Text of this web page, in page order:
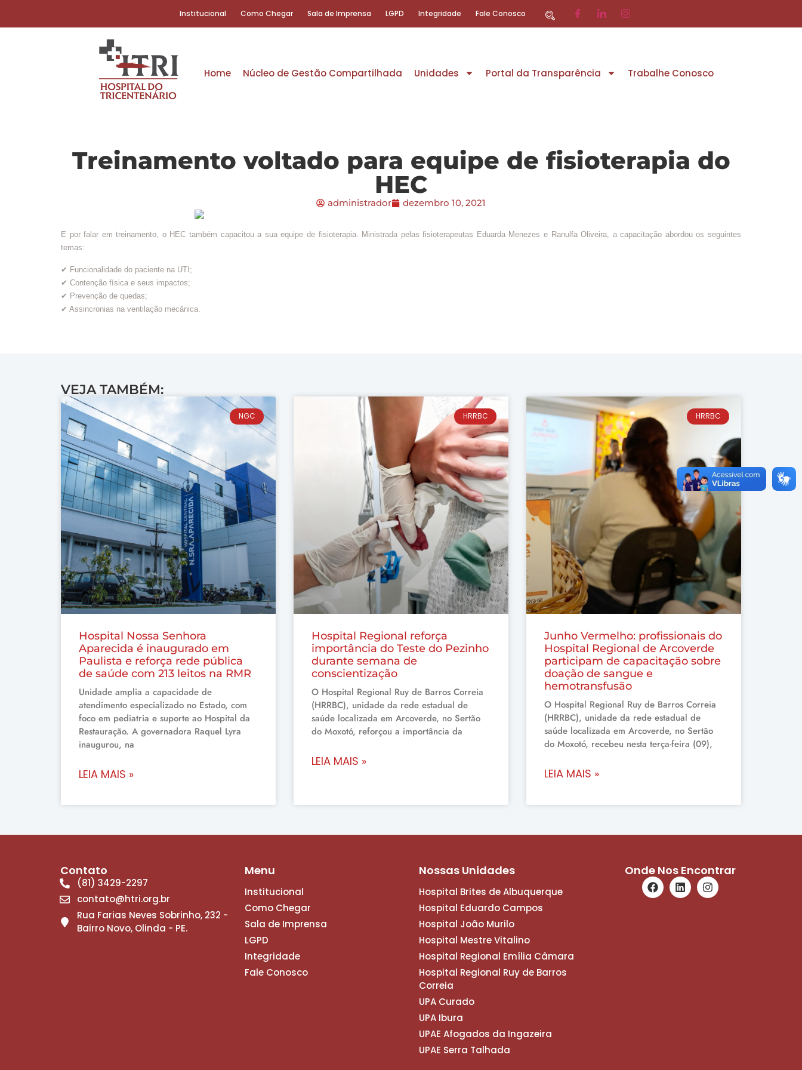
Institucional Como Chegar Sala de Imprensa LGPD Integridade Fale Conosco
Home Núcleo de Gestão Compartilhada Unidades Portal da Transparência Trabalhe Conosco
Treinamento voltado para equipe de fisioterapia do
HEC
administrador dezembro 10, 2021
E por falar em treinamento, o HEC também capacitou a sua equipe de fisioterapia. Ministrada pelas fisioterapeutas Eduarda Menezes e Ranulfa Oliveira, a capacitação abordou os seguintes
temas:
✔ Funcionalidade do paciente na UTI;
✔ Contenção física e seus impactos;
✔ Prevenção de quedas;
✔ Assincronias na ventilação mecânica.
VEJA TAMBÉM:
NGC
Hospital Nossa Senhora
Aparecida é inaugurado em
Paulista e reforça rede pública
de saúde com 213 leitos na RMR
Unidade amplia a capacidade de
atendimento especializado no Estado, com
foco em pediatria e suporte ao Hospital da
Restauração. A governadora Raquel Lyra
inaugurou, na
LEIA MAIS »
HRRBC
Hospital Regional reforça
importância do Teste do Pezinho
durante semana de
conscientização
O Hospital Regional Ruy de Barros Correia
(HRRBC), unidade da rede estadual de
saúde localizada em Arcoverde, no Sertão
do Moxotó, reforçou a importância da
LEIA MAIS »
HRRBC
Junho Vermelho: profissionais do
Hospital Regional de Arcoverde
participam de capacitação sobre
doação de sangue e
hemotransfusão
O Hospital Regional Ruy de Barros Correia
(HRRBC), unidade da rede estadual de
saúde localizada em Arcoverde, no Sertão
do Moxotó, recebeu nesta terça-feira (09),
LEIA MAIS »
Contato
(81) 3429-2297
contato@htri.org.br
Rua Farias Neves Sobrinho, 232 -
Bairro Novo, Olinda - PE.
Menu
Institucional
Como Chegar
Sala de Imprensa
LGPD
Integridade
Fale Conosco
Nossas Unidades
Hospital Brites de Albuquerque
Hospital Eduardo Campos
Hospital João Murilo
Hospital Mestre Vitalino
Hospital Regional Emília Câmara
Hospital Regional Ruy de Barros
Correia
UPA Curado
UPA Ibura
UPAE Afogados da Ingazeira
UPAE Serra Talhada
Onde Nos Encontrar